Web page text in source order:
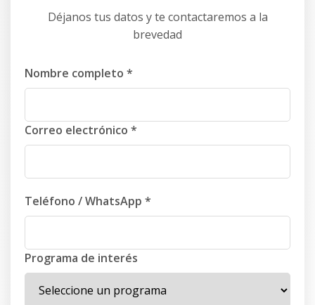
Déjanos tus datos y te contactaremos a la
brevedad
Nombre completo *
Correo electrónico *
Teléfono / WhatsApp *
Programa de interés